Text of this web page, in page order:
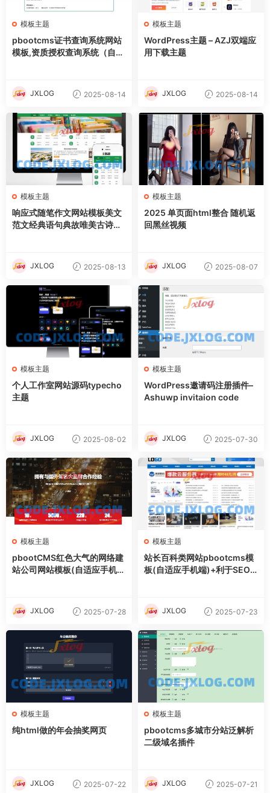
模板主题
pbootcms证书查询系统网站
模板,资质授权查询系统（自适
JXLOG 2025-08-14
模板主题
WordPress主题 – AZJ双端应
用下载主题
JXLOG 2025-08-14
模板主题
响应式随笔作文网站模板美文
范文经典语句典故唯美古诗词
JXLOG 2025-08-13
模板主题
2025 单页面html整合 随机返
回黑丝视频
JXLOG 2025-08-07
模板主题
个人工作室网站源码typecho
主题
JXLOG 2025-08-02
模板主题
WordPress邀请码注册插件–
Ashuwp invitaion code
JXLOG 2025-07-30
模板主题
pbootCMS红色大气的网络建
站公司网站模板(自适应手机
JXLOG 2025-07-28
模板主题
站长百科类网站pbootcms模
板(自适应手机端)+利于SEO
JXLOG 2025-07-23
模板主题
纯html做的年会抽奖网页
JXLOG 2025-07-22
模板主题
pbootcms多城市分站泛解析
二级域名插件
JXLOG 2025-07-21